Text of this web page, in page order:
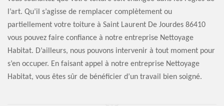
l’art. Qu’il s’agisse de remplacer complètement ou
partiellement votre toiture à Saint Laurent De Jourdes 86410
vous pouvez faire confiance à notre entreprise Nettoyage
Habitat. D’ailleurs, nous pouvons intervenir à tout moment pour
s’en occuper. En faisant appel à notre entreprise Nettoyage
Habitat, vous êtes sûr de bénéficier d’un travail bien soigné.